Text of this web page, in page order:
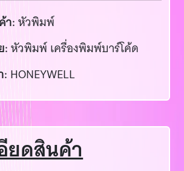
า:หัวพิมพ์
:หัวพิมพ์ เครื่องพิมพ์บาร์โค้ด
: HONEYWELL
ยดสินค้า